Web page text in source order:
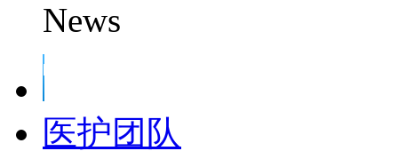
News
医护团队